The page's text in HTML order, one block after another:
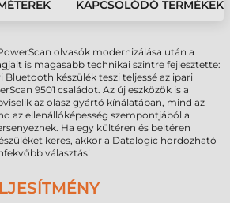
KAPCSOLÓDÓ TERMÉKEK
olvasók modernizálása után a
is magasabb technikai szintre fejlesztette:
Bluetooth készülék teszi teljessé az ipari
9501 családot. Az új eszközök is a
az olasz gyártó kínálatában, mind az
az ellenállóképesség szempontjából a
Ha egy kültéren és beltéren
keres, akkor a Datalogic hordozható
választás!